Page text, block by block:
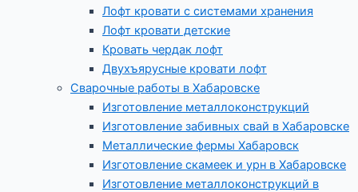
Лофт кровати с системами хранения
Лофт кровати детские
Кровать чердак лофт
Двухъярусные кровати лофт
Сварочные работы в Хабаровске
Изготовление металлоконструкций
Изготовление забивных свай в Хабаровске
Металлические фермы Хабаровск
Изготовление скамеек и урн в Хабаровске
Изготовление металлоконструкций в